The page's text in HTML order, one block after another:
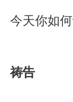
今天你如
祷告